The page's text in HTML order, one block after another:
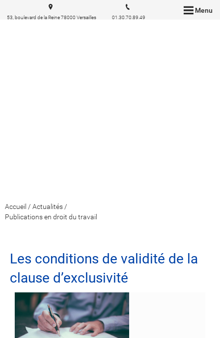
Menu
53, boulevard de la Reine 78000 Versailles 01.30.70.89.49
Accueil / Actualités /
Publications en droit du travail
Les conditions de validité de la
clause d’exclusivité